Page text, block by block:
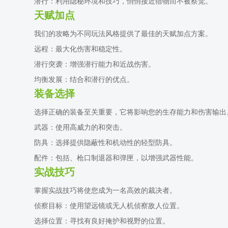
天赋加点
我们的攻略为不同玩法风格提供了最佳的天赋加点方案。
远程：最大化伤害和稳定性。
潜行突袭：增强潜行能力和近战伤害。
均衡发展：结合和潜行的优点。
装备选择
选择正确的装备至关重要，它将影响您的生存能力和伤害输出
武器：使用高威力的和突击。
防具：选择提供隐蔽性和机动性的轻型防具。
配件：包括、枪口制退器和弹匣，以增强武器性能。
实战技巧
掌握实战技巧将使您成为一名高效的裁决者。
侦察目标：使用望远镜或无人机侦察敌人位置。
选择位置：寻找有良好掩护和视野的位置。